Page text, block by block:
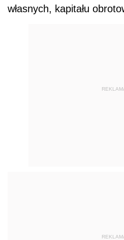
własnych, kapitału